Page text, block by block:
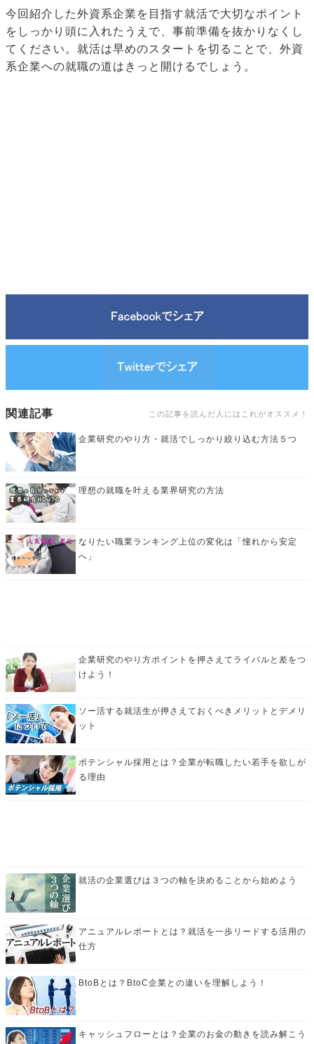
今回紹介した外資系企業を目指す就活で大切なポイント
をしっかり頭に入れたうえで、事前準備を抜かりなくし
てください。就活は早めのスタートを切ることで、外資
系企業への就職の道はきっと開けるでしょう。
関連記事 この記事を読んだ人にはこれがオススメ！
企業研究のやり方・就活でしっかり絞り込む方法５つ
理想の就職を叶える業界研究の方法
なりたい職業ランキング上位の変化は「憧れから安定
へ」
企業研究のやり方ポイントを押さえてライバルと差をつ
けよう！
ソー活する就活生が押さえておくべきメリットとデメリ
ット
ポテンシャル採用とは？企業が転職したい若手を欲しが
る理由
就活の企業選びは３つの軸を決めることから始めよう
アニュアルレポートとは？就活を一歩リードする活用の
仕方
BtoBとは？BtoC企業との違いを理解しよう！
キャッシュフローとは？企業のお金の動きを読み解こう